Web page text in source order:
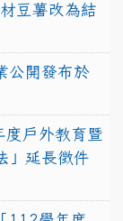
豆薯改為結
公開發布於
度戶外教育暨
」延長徵件